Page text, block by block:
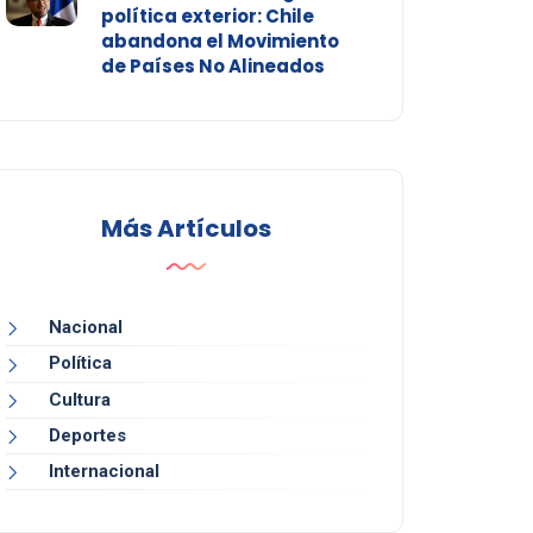
política exterior: Chile
abandona el Movimiento
de Países No Alineados
Más Artículos
Nacional
Política
Cultura
Deportes
Internacional